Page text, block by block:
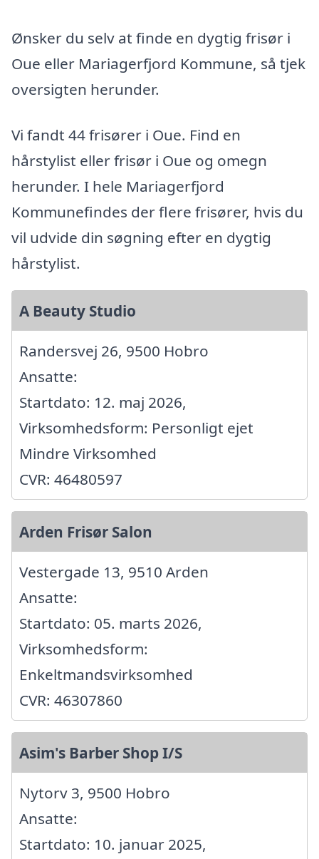
Ønsker du selv at finde en dygtig frisør i
Oue eller Mariagerfjord Kommune, så tjek
oversigten herunder.
Vi fandt 44 frisører i Oue. Find en
hårstylist eller frisør i Oue og omegn
herunder. I hele Mariagerfjord
Kommunefindes der flere frisører, hvis du
vil udvide din søgning efter en dygtig
hårstylist.
A Beauty Studio
Randersvej 26, 9500 Hobro
Ansatte:
Startdato: 12. maj 2026,
Virksomhedsform: Personligt ejet
Mindre Virksomhed
CVR: 46480597
Arden Frisør Salon
Vestergade 13, 9510 Arden
Ansatte:
Startdato: 05. marts 2026,
Virksomhedsform:
Enkeltmandsvirksomhed
CVR: 46307860
Asim's Barber Shop I/S
Nytorv 3, 9500 Hobro
Ansatte:
Startdato: 10. januar 2025,